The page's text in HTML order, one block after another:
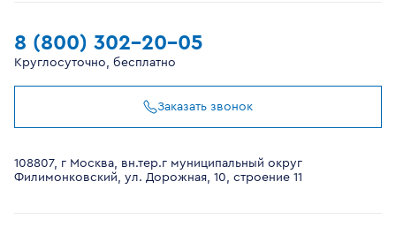
8 (800) 302-20-05
Круглосуточно, бесплатно
Заказать звонок
108807, г Москва, вн.тер.г муниципальный округ
Филимонковский, ул. Дорожная, 10, строение 11